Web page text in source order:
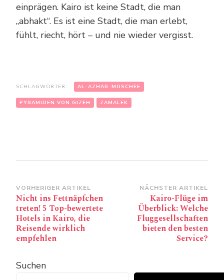
einprägen. Kairo ist keine Stadt, die man
„abhakt“. Es ist eine Stadt, die man erlebt,
fühlt, riecht, hört – und nie wieder vergisst.
SCHLAGWÖRTER: AL-AZHAR-MOSCHEE
PYRAMIDEN VON GIZEH ZAMALEK
Beitragsnavigation
VORHERIGER ARTIKEL
Nicht ins Fettnäpfchen
treten! 5 Top-bewertete
Hotels in Kairo, die
Reisende wirklich
empfehlen
NÄCHSTER ARTIKEL
Kairo-Flüge im
Überblick: Welche
Fluggesellschaften
bieten den besten
Service?
Suchen